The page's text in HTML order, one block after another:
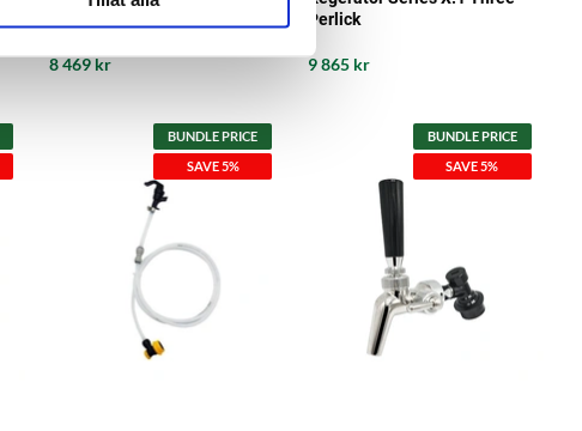
8 469 kr
Perlick
9 865 kr
BUNDLE PRICE
SAVE 5%
BUNDLE PRICE
SAVE 5%